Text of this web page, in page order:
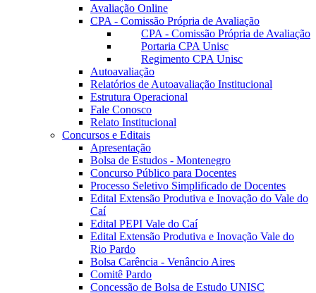
Avaliação Online
CPA - Comissão Própria de Avaliação
CPA - Comissão Própria de Avaliação
Portaria CPA Unisc
Regimento CPA Unisc
Autoavaliação
Relatórios de Autoavaliação Institucional
Estrutura Operacional
Fale Conosco
Relato Institucional
Concursos e Editais
Apresentação
Bolsa de Estudos - Montenegro
Concurso Público para Docentes
Processo Seletivo Simplificado de Docentes
Edital Extensão Produtiva e Inovação do Vale do
Caí
Edital PEPI Vale do Caí
Edital Extensão Produtiva e Inovação Vale do
Rio Pardo
Bolsa Carência - Venâncio Aires
Comitê Pardo
Concessão de Bolsa de Estudo UNISC